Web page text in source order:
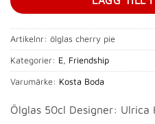
Artikelnr: ölglas cherry pie
Kategorier: E, Friendship
Varumärke: Kosta Boda
Ölglas 50cl Designer: Ulrica